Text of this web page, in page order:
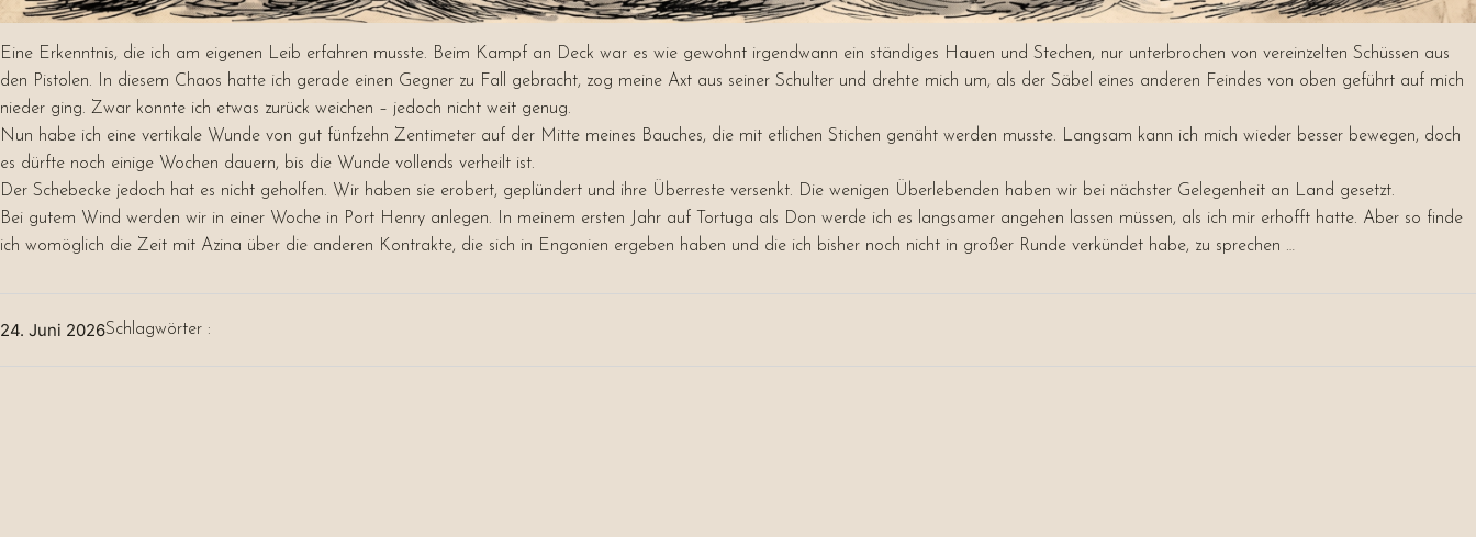
Eine Erkenntnis, die ich am eigenen Leib erfahren musste. Beim Kampf an Deck war es wie gewohnt irgendwann ein ständiges Hauen und Stechen, nur unterbrochen von vereinzelten Schüssen aus
den Pistolen. In diesem Chaos hatte ich gerade einen Gegner zu Fall gebracht, zog meine Axt aus seiner Schulter und drehte mich um, als der Säbel eines anderen Feindes von oben geführt auf mich
nieder ging. Zwar konnte ich etwas zurück weichen – jedoch nicht weit genug.
Nun habe ich eine vertikale Wunde von gut fünfzehn Zentimeter auf der Mitte meines Bauches, die mit etlichen Stichen genäht werden musste. Langsam kann ich mich wieder besser bewegen, doch
es dürfte noch einige Wochen dauern, bis die Wunde vollends verheilt ist.
Der Schebecke jedoch hat es nicht geholfen. Wir haben sie erobert, geplündert und ihre Überreste versenkt. Die wenigen Überlebenden haben wir bei nächster Gelegenheit an Land gesetzt.
Bei gutem Wind werden wir in einer Woche in Port Henry anlegen. In meinem ersten Jahr auf Tortuga als Don werde ich es langsamer angehen lassen müssen, als ich mir erhofft hatte. Aber so finde
ich womöglich die Zeit mit Azina über die anderen Kontrakte, die sich in Engonien ergeben haben und die ich bisher noch nicht in großer Runde verkündet habe, zu sprechen …
24. Juni 2026Schlagwörter :